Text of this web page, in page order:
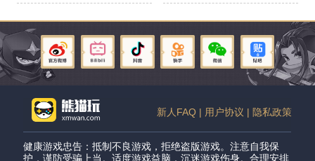
新人FAQ | 用户协议 | 隐私政策
健康游戏忠告：抵制不良游戏，拒绝盗版游戏。注意自我保
护，谨防受骗上当。适度游戏益脑，沉迷游戏伤身。合理安排